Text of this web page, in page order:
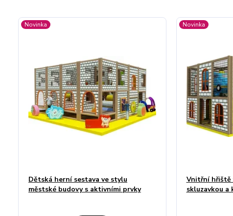
Novinka
Dětská herní sestava ve stylu
městské budovy s aktivními prvky
Novinka
Vnitřní hřiště
skluzavkou a